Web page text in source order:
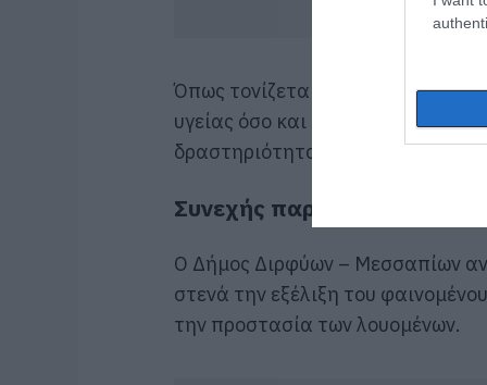
Όπως τονίζεται, η παρέμβαση
υγείας όσο και την ενίσχυση της
δραστηριότητας.
Συνεχής παρακολούθηση
Ο Δήμος Διρφύων – Μεσσαπίων
στενά την εξέλιξη του
την προστασία των λουομένων.